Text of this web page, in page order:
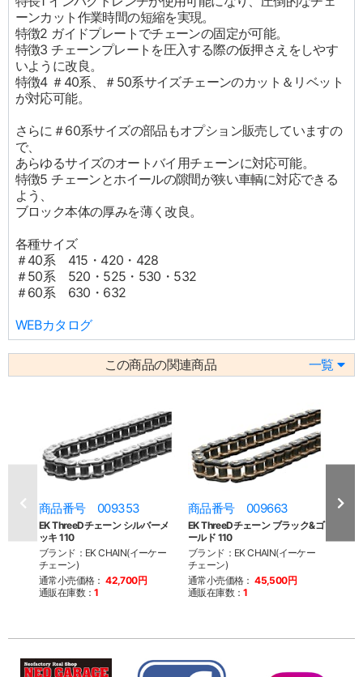
ーンカット作業時間の短縮を実現。
特徴2 ガイドプレートでチェーンの固定が可能。
特徴3 チェーンプレートを圧入する際の仮押さえをしやす
いように改良。
特徴4 ＃40系、＃50系サイズチェーンのカット＆リベット
が対応可能。
さらに＃60系サイズの部品もオプション販売していますの
で、
あらゆるサイズのオートバイ用チェーンに対応可能。
特徴5 チェーンとホイールの隙間が狭い車輌に対応できる
よう、
ブロック本体の厚みを薄く改良。
各種サイズ
＃40系 415・420・428
＃50系 520・525・530・532
＃60系 630・632
WEBカタログ
この商品の関連商品 一覧
商品番号 009353
EK ThreeDチェーン シルバーメ
ッキ 110
ブランド：EK CHAIN(イーケー
チェーン)
通常小売価格： 42,700円
通販在庫数：1
商品番号 009663
EK ThreeDチェーン ブラック&ゴ
ールド 110
ブランド：EK CHAIN(イーケー
チェーン)
通常小売価格： 45,500円
通販在庫数：1
商